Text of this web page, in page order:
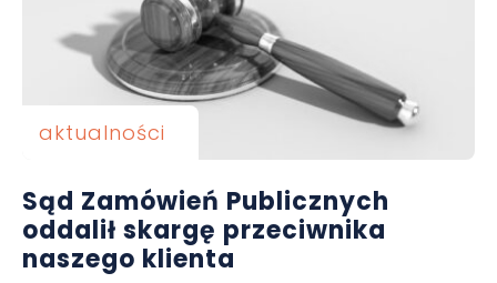
aktualności
Sąd Zamówień Publicznych
oddalił skargę przeciwnika
naszego klienta